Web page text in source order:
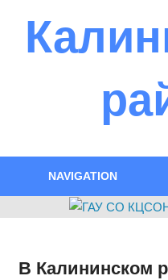
NAVIGATION
В Калининском